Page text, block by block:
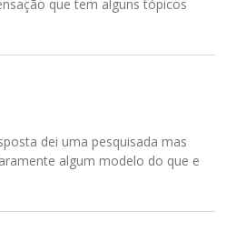
que tem alguns tópicos
dei uma pesquisada mas
algum modelo do que e